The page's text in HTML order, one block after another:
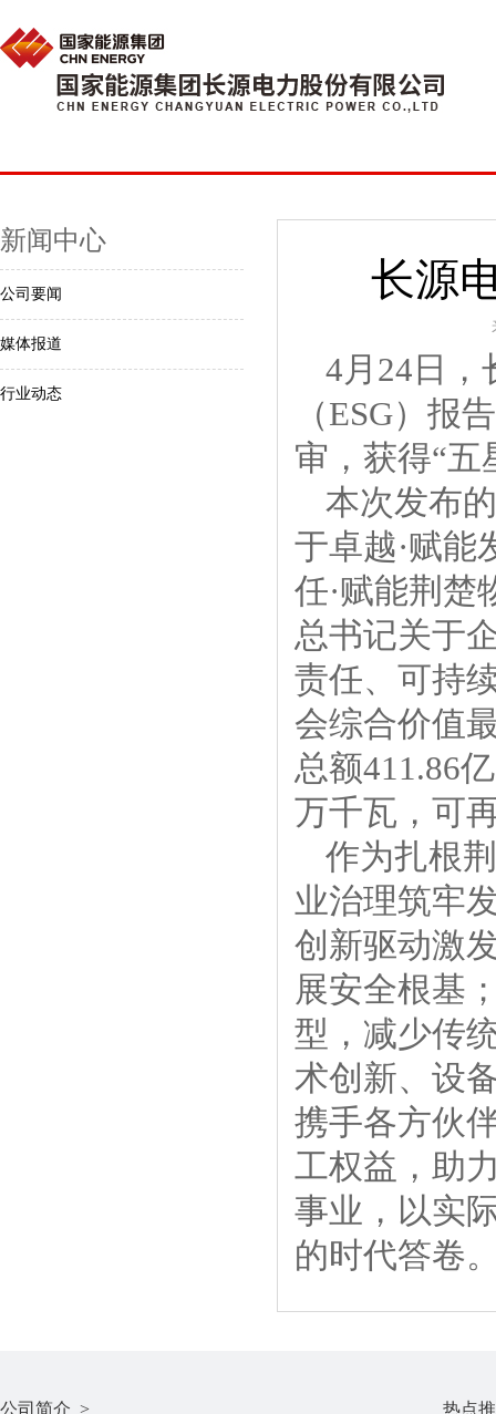
新闻中心
公司要闻
媒体报道
行业动态
长源
4月24日，
（ESG）报
审，获得“五
本次发布
于卓越·赋能
任·赋能荆楚
总书记关于
责任、可持
会综合价值
总额411.86
万千瓦，可
作为扎根
业治理筑牢
创新驱动激
展安全根基
型，减少传
术创新、设
携手各方伙
工权益，助
事业，以实
的时代答卷
公司简介 > 热点